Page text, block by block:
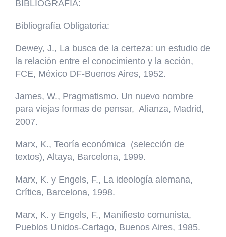
BIBLIOGRAFÍA:
Bibliografía Obligatoria:
Dewey, J., La busca de la certeza: un estudio de
la relación entre el conocimiento y la acción,
FCE, México DF-Buenos Aires, 1952.
James, W., Pragmatismo. Un nuevo nombre
para viejas formas de pensar, Alianza, Madrid,
2007.
Marx, K., Teoría económica (selección de
textos), Altaya, Barcelona, 1999.
Marx, K. y Engels, F., La ideología alemana,
Crítica, Barcelona, 1998.
Marx, K. y Engels, F., Manifiesto comunista,
Pueblos Unidos-Cartago, Buenos Aires, 1985.